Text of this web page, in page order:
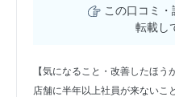
この口コミ・
転載し
【気になること・改善したほう
店舗に半年以上社員が来ないこ